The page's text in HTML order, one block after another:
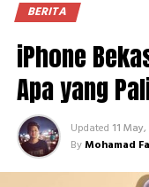
BERITA
iPhone
Apa yang
Updated 11
ByMohamad